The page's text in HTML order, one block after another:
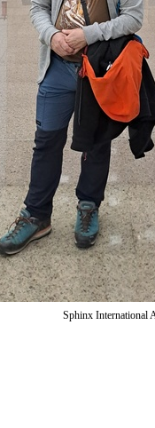
Sphinx International